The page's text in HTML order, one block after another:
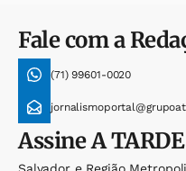
Fale com a
(71) 99601-0020
AssineA TARDE